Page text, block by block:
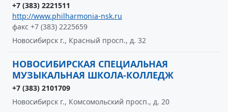
+7 (383) 2221511
http://www.philharmonia-nsk.ru
факс +7 (383) 2225659
Новосибирск г., Красный просп., д. 32
НОВОСИБИРСКАЯ СПЕЦИАЛЬНАЯ
МУЗЫКАЛЬНАЯ ШКОЛА-КОЛЛЕДЖ
+7 (383) 2101709
Новосибирск г., Комсомольский просп., д. 20